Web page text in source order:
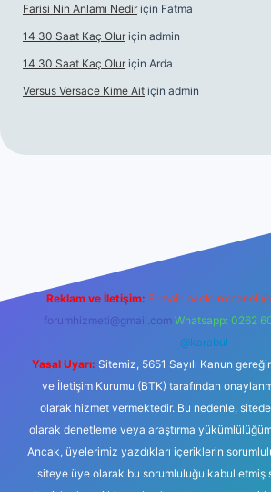
Farisi Nin Anlamı Nedir için Fatma
14 30 Saat Kaç Olur için admin
14 30 Saat Kaç Olur için Arda
Versus Versace Kime Ait için admin
Reklam ve İletişim: E-mail:
forumhizmeti@gmail.com Whatsapp: 0262
@karabul
Yasal Uyarı: Sitemiz, 5651 Sayılı Kanun
ve İletişim Kurumu (BTK) tarafından
olarak hizmet vermektedir. Bu nedenle,
olarak denetleme veya araştırma
Ancak, üyelerimiz yazdıkları içeriklerin
siteye üye olarak bu sorumluluğu kabul etmiş